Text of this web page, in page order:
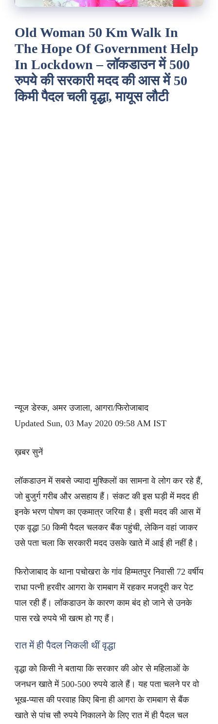
Old Woman 50 Km Walk In
The Hope Of Government Help
In Lockdown – लॉकडाउन में 500
रुपये की सरकारी मदद की आस में 50
किमी पैदल चली वृद्धा, मायूस लौटी
न्यूज डेस्क, अमर उजाला, आगरा/फिरोजाबाद
Updated Sun, 03 May 2020 09:58 AM IST
ख़बर सुनें
लॉकडाउन में सबसे ज्यादा मुश्किलों का सामना वे लोग कर रहे हैं,
जो बुजुर्ग गरीब और असहाय हैं। संकट की इस घड़ी में मदद ही
इनके भरण पोषण का एकमात्र जरिया है। इसी मदद की आस में
एक वृद्धा 50 किमी पैदल चलकर बैंक पहुंची, लेकिन वहां जाकर
उसे पता चला कि सरकारी मदद उसके खाते में आई ही नहीं है।
फिरोजाबाद के थाना पचोखरा के गांव हिम्मतपुर निवासी 72 वर्षीय
राधा पत्नी हरवीर आगरा के रामबाग में रहकर मजदूरी कर पेट
पाल रही हैं। लॉकडाउन के कारण काम बंद हो जाने से उनके
पास रखे रुपये भी खत्म हो गए हैं।
रात में ही पैदल निकली थीं वृद्धा
वृद्धा को किसी ने बताया कि सरकार की ओर से महिलाओं के
जनधन खाते में 500-500 रुपये डाले हैं। यह पता चलने पर वो
भूख-प्यास की परवाह किए बिना ही आगरा के रामबाग से बैंक
खाते से पांच सौ रुपये निकालने के लिए रात में ही पैदल चल